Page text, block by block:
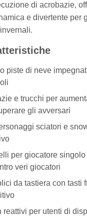
di acrobazie,
e divertente per
piste di neve
e trucchi per
gli avversari
sciatori e
per giocatore singolo
veri giocatori
da tastiera con tasti
reattivi per utenti di